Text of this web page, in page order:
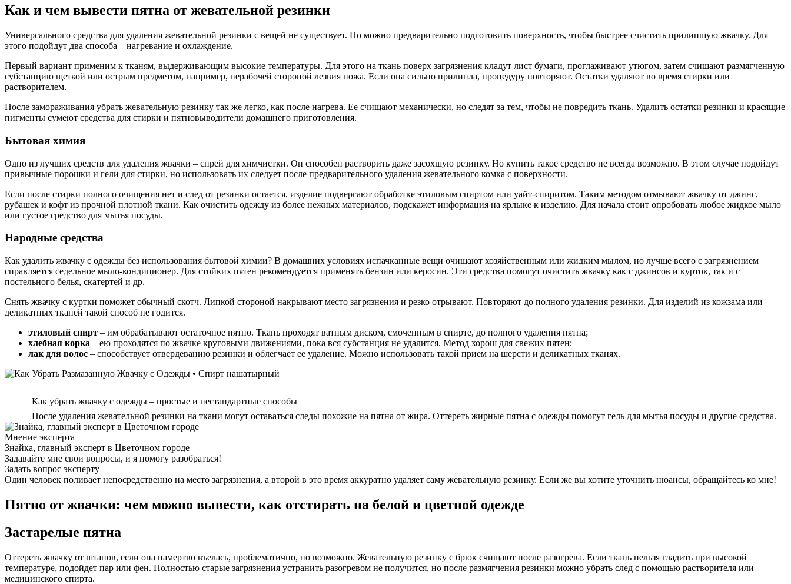
Как и чем вывести пятна от жевательной резинки
Универсального средства для удаления жевательной резинки с вещей не существует. Но можно предварительно подготовить поверхность, чтобы быстрее счистить прилипшую жвачку. Для
этого подойдут два способа – нагревание и охлаждение.
Первый вариант применим к тканям, выдерживающим высокие температуры. Для этого на ткань поверх загрязнения кладут лист бумаги, проглаживают утюгом, затем счищают размягченную
субстанцию щеткой или острым предметом, например, нерабочей стороной лезвия ножа. Если она сильно прилипла, процедуру повторяют. Остатки удаляют во время стирки или
растворителем.
После замораживания убрать жевательную резинку так же легко, как после нагрева. Ее счищают механически, но следят за тем, чтобы не повредить ткань. Удалить остатки резинки и красящие
пигменты сумеют средства для стирки и пятновыводители домашнего приготовления.
Бытовая химия
Одно из лучших средств для удаления жвачки – спрей для химчистки. Он способен растворить даже засохшую резинку. Но купить такое средство не всегда возможно. В этом случае подойдут
привычные порошки и гели для стирки, но использовать их следует после предварительного удаления жевательного комка с поверхности.
Если после стирки полного очищения нет и след от резинки остается, изделие подвергают обработке этиловым спиртом или уайт-спиритом. Таким методом отмывают жвачку от джинс,
рубашек и кофт из прочной плотной ткани. Как очистить одежду из более нежных материалов, подскажет информация на ярлыке к изделию. Для начала стоит опробовать любое жидкое мыло
или густое средство для мытья посуды.
Народные средства
Как удалить жвачку с одежды без использования бытовой химии? В домашних условиях испачканные вещи очищают хозяйственным или жидким мылом, но лучше всего с загрязнением
справляется седельное мыло-кондиционер. Для стойких пятен рекомендуется применять бензин или керосин. Эти средства помогут очистить жвачку как с джинсов и курток, так и с
постельного белья, скатертей и др.
Снять жвачку с куртки поможет обычный скотч. Липкой стороной накрывают место загрязнения и резко отрывают. Повторяют до полного удаления резинки. Для изделий из кожзама или
деликатных тканей такой способ не годится.
этиловый спирт – им обрабатывают остаточное пятно. Ткань проходят ватным диском, смоченным в спирте, до полного удаления пятна;
хлебная корка – ею проходятся по жвачке круговыми движениями, пока вся субстанция не удалится. Метод хорош для свежих пятен;
лак для волос – способствует отвердеванию резинки и облегчает ее удаление. Можно использовать такой прием на шерсти и деликатных тканях.
Как убрать жвачку с одежды – простые и нестандартные способы
После удаления жевательной резинки на ткани могут оставаться следы похожие на пятна от жира. Оттереть жирные пятна с одежды помогут гель для мытья посуды и другие средства.
Мнение эксперта
Знайка, главный эксперт в Цветочном городе
Задавайте мне свои вопросы, и я помогу разобраться!
Задать вопрос эксперту
Один человек поливает непосредственно на место загрязнения, а второй в это время аккуратно удаляет саму жевательную резинку. Если же вы хотите уточнить нюансы, обращайтесь ко мне!
Пятно от жвачки: чем можно вывести, как отстирать на белой и цветной одежде
Застарелые пятна
Оттереть жвачку от штанов, если она намертво въелась, проблематично, но возможно. Жевательную резинку с брюк счищают после разогрева. Если ткань нельзя гладить при высокой
температуре, подойдет пар или фен. Полностью старые загрязнения устранить разогревом не получится, но после размягчения резинки можно убрать след с помощью растворителя или
медицинского спирта.